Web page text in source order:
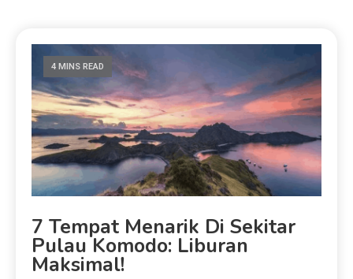
4 MINS READ
7 Tempat Menarik Di Sekitar
Pulau Komodo: Liburan
Maksimal!